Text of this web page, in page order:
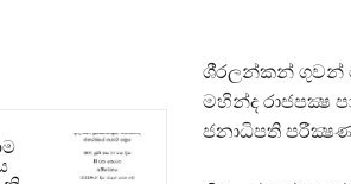
ශී‍්‍රලන්කන් ගුවන්
මහින්ද රාජපක්‍ෂ
ජනාධිපති